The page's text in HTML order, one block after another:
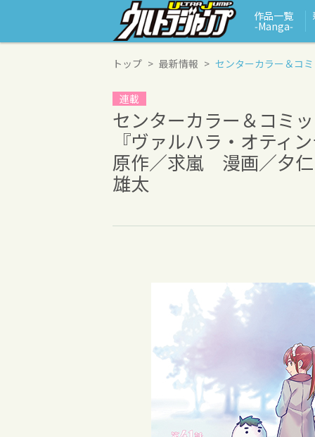
作品一覧
‑Manga‑
トップ 最新情報 センターカラー＆コ
連載
センターカラー＆コミ
『ヴァルハラ・オティ
原作／求嵐 漫画／夕
雄太